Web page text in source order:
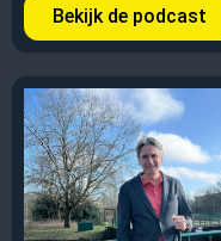
Bekijk de podcast